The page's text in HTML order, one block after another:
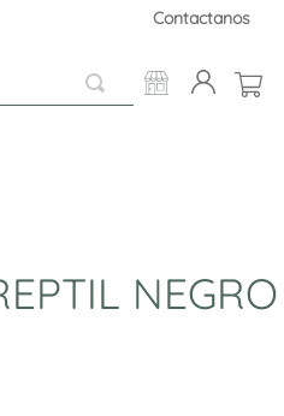
Contactanos
NEGRO